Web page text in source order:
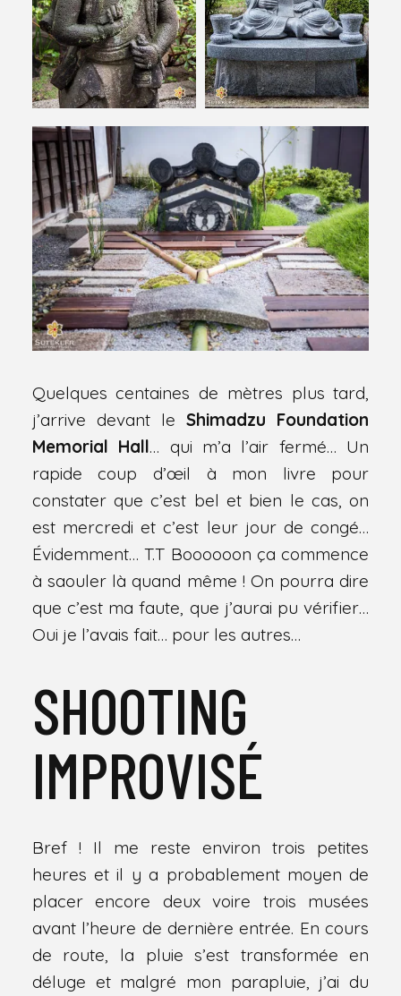
Quelques centaines de mètres plus tard,
j’arrive devant leShimadzu Foundation
Memorial Hall… qui m’a l’air fermé… Un
rapide coup d’œil à mon livre pour
constater que c’est bel et bien le cas, on
est mercredi et c’est leur jour de congé…
Évidemment… T.T Boooooon ça commence
à saouler là quand même ! On pourra dire
que c’est ma faute, que j’aurai pu vérifier…
Oui je l’avais fait… pour les autres…
SHOOTING
IMPROVISÉ
Bref ! Il me reste environ trois petites
heures et il y a probablement moyen de
placer encore deux voire trois musées
avant l’heure de dernière entrée. En cours
de route, la pluie s’est transformée en
déluge et malgré mon parapluie, j’ai du